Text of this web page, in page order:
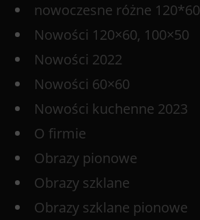
nowoczesne różne 120*60
Nowości 120×60, 100×50
Nowości 2022
Nowości 60×60
Nowości kuchenne 2023
O firmie
Obrazy pionowe
Obrazy szklane
Obrazy szklane pionowe